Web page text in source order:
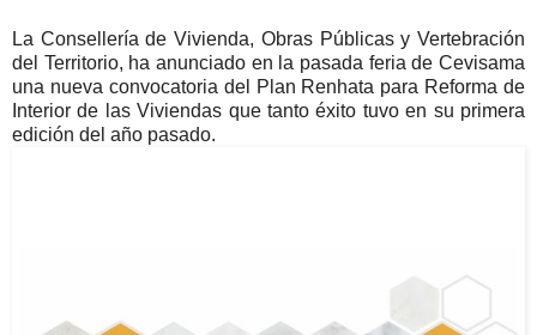
La Consellería de Vivienda, Obras Públicas y Vertebración
del Territorio, ha anunciado en la pasada feria de Cevisama
una nueva convocatoria del Plan Renhata para Reforma de
Interior de las Viviendas que tanto éxito tuvo en su primera
edición del año pasado.